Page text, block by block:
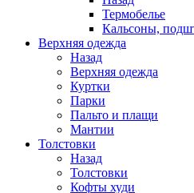
Термобелье
Кальсоны,
Верхняя одежда
Назад
Верхняя одежда
Куртки
Парки
Пальто и плащи
Мантии
Толстовки
Назад
Толстовки
Кофты худи